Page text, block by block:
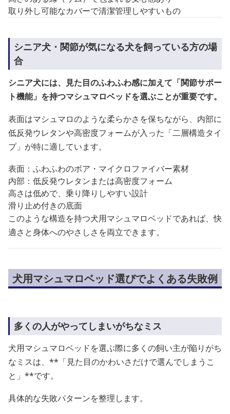
取り外し可能なカバーで清潔管理しやすいもの
シニア犬・関節が気になる犬を飼っている方の場
合
シニア犬には、見た目のふわふわ感に加えて「関節サポー
ト機能」を持つマシュマロベッドを選ぶことが重要です。
表面はマシュマロのような柔らかさを保ちながら、内部に
低反発ウレタンや高密度フォームが入った「二層構造タイ
プ」が特に適しています。
表面：ふわふわのボア・マイクロファイバー素材
内部：低反発ウレタンまたは高密度フォーム
高さは低めで、乗り降りしやすい設計
滑り止め付きの底面
このような構造を持つ犬用マシュマロベッドであれば、快
適さと身体へのやさしさを両立できます。
犬用マシュマロベッド選びでよくある失敗例
多くの人がやってしまいがちなミス
犬用マシュマロベッドを選ぶ際に多くの飼い主が陥りがち
なミスは、**「見た目のかわいさだけで選んでしまうこ
と」**です。
具体的な失敗パターンを整理します。